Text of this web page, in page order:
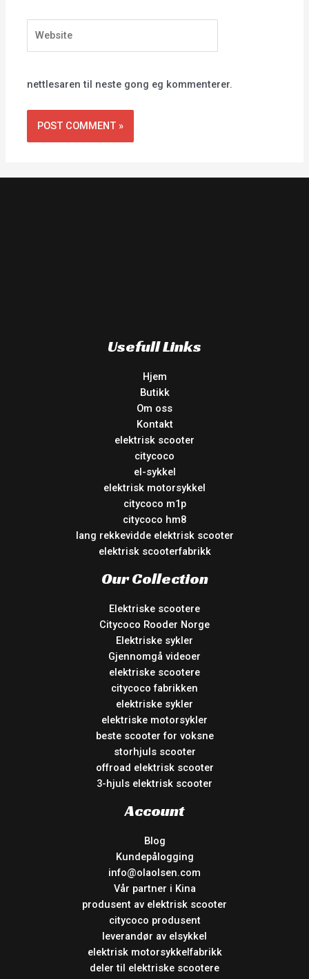
nettlesaren til neste gong eg kommenterer.
Usefull Links
Hjem
Butikk
Om oss
Kontakt
elektrisk scooter
citycoco
el-sykkel
elektrisk motorsykkel
citycoco m1p
citycoco hm8
lang rekkevidde elektrisk scooter
elektrisk scooterfabrikk
Our Collection
Elektriske scootere
Citycoco Rooder Norge
Elektriske sykler
Gjennomgå videoer
elektriske scootere
citycoco fabrikken
elektriske sykler
elektriske motorsykler
beste scooter for voksne
storhjuls scooter
offroad elektrisk scooter
3-hjuls elektrisk scooter
Account
Blog
Kundepålogging
info@olaolsen.com
Vår partner i Kina
produsent av elektrisk scooter
citycoco produsent
leverandør av elsykkel
elektrisk motorsykkelfabrikk
deler til elektriske scootere